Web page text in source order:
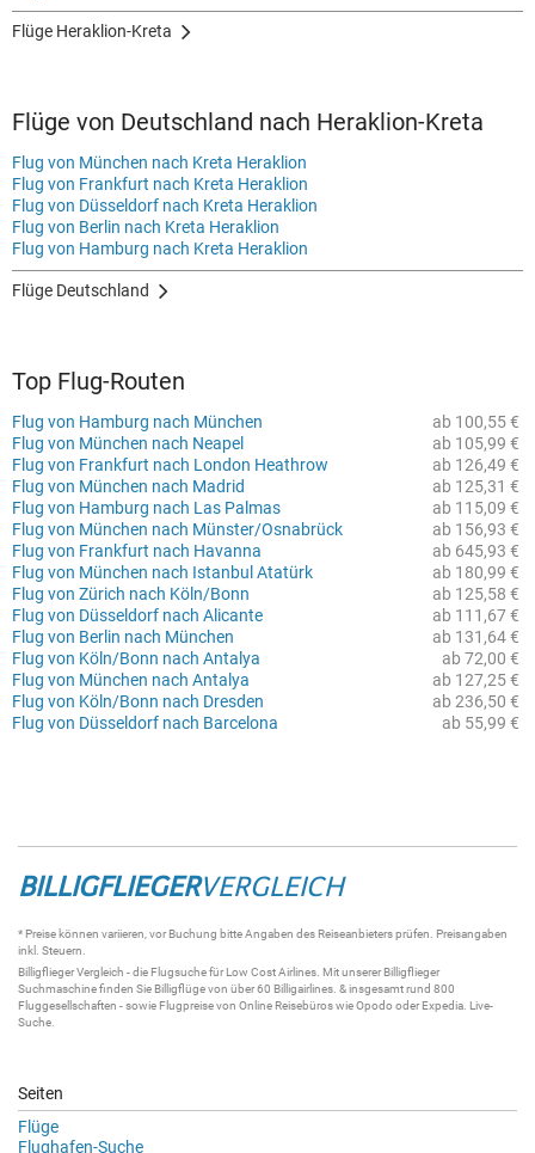
Flüge Heraklion-Kreta
Flüge von Deutschland nach Heraklion-Kreta
Flug von München nach Kreta Heraklion
Flug von Frankfurt nach Kreta Heraklion
Flug von Düsseldorf nach Kreta Heraklion
Flug von Berlin nach Kreta Heraklion
Flug von Hamburg nach Kreta Heraklion
Flüge Deutschland
Top Flug-Routen
ab 100,55 €
Flug von Hamburg nach München
ab 105,99 €
Flug von München nach Neapel
ab 126,49 €
Flug von Frankfurt nach London Heathrow
ab 125,31 €
Flug von München nach Madrid
ab 115,09 €
Flug von Hamburg nach Las Palmas
ab 156,93 €
Flug von München nach Münster/Osnabrück
ab 645,93 €
Flug von Frankfurt nach Havanna
ab 180,99 €
Flug von München nach Istanbul Atatürk
ab 125,58 €
Flug von Zürich nach Köln/Bonn
ab 111,67 €
Flug von Düsseldorf nach Alicante
ab 131,64 €
Flug von Berlin nach München
ab 72,00 €
Flug von Köln/Bonn nach Antalya
ab 127,25 €
Flug von München nach Antalya
ab 236,50 €
Flug von Köln/Bonn nach Dresden
ab 55,99 €
Flug von Düsseldorf nach Barcelona
BILLIGFLIEGERVERGLEICH
* Preise können variieren, vor Buchung bitte Angaben des Reiseanbieters prüfen. Preisangaben
inkl. Steuern.
BilligfliegerVergleich - die Flugsuchefür Low Cost Airlines. Mit unsererBilligflieger
Suchmaschinefinden Sie Billigflügevon über 60 Billigairlines . & insgesamt rund 800
Fluggesellschaften - sowie Flugpreise von Online Reisebüros wie Opodo oder Expedia. Live-
Suche
Seiten
Flüge
Flughafen-Suche